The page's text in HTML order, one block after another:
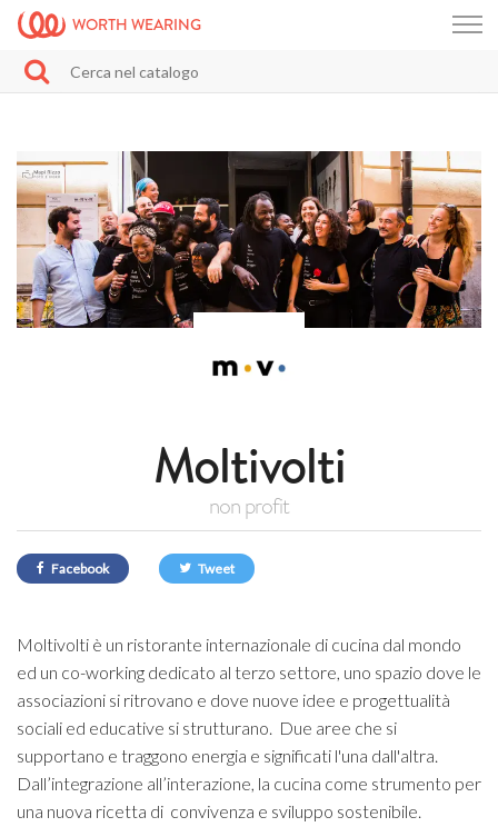
WORTH WEARING
Moltivolti
non profit
Facebook Tweet
Moltivolti è un ristorante internazionale di cucina dal mondo
ed un co-working dedicato al terzo settore, uno spazio dove le
associazioni si ritrovano e dove nuove idee e progettualità
sociali ed educative si strutturano. Due aree che si
supportano e traggono energia e significati l'una dall'altra.
Dall’integrazione all’interazione, la cucina come strumento per
una nuova ricetta di convivenza e sviluppo sostenibile.